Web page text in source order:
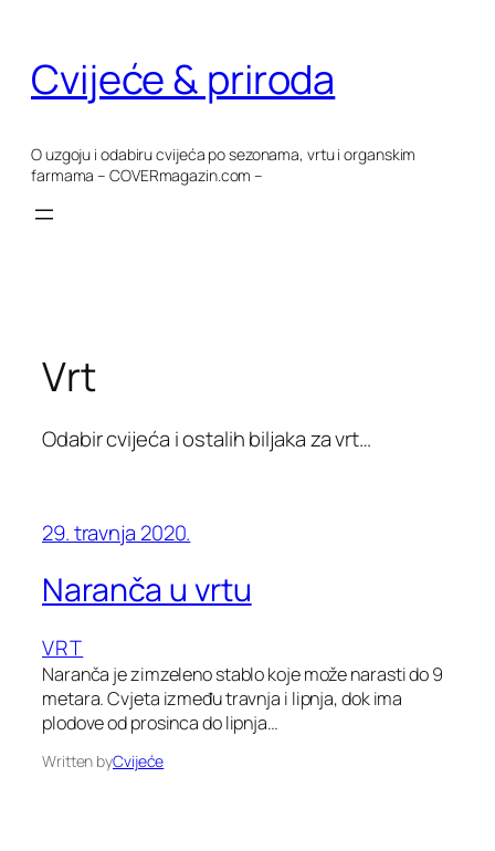
sadržaja
Cvijeće & priroda
O uzgoju i odabiru cvijeća po sezonama, vrtu i organskim
farmama – COVERmagazin.com –
Vrt
Odabir cvijeća i ostalih biljaka za vrt…
29. travnja 2020.
Naranča u vrtu
VRT
Naranča je zimzeleno stablo koje može narasti do 9
metara. Cvjeta između travnja i lipnja, dok ima
plodove od prosinca do lipnja…
Written byCvijeće